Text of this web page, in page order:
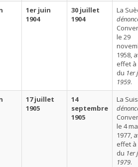
1er juin
1904
30 juillet
1904
La
le 29
1958,
effet
du 1er
1959.
17 juillet
1905
14
septembre
1905
La
le 4
1977,
effet
du 1er
1979.